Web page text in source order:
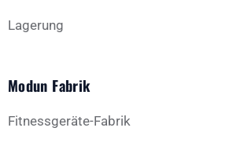
Lagerung
Modun Fabrik
Fitnessgeräte-Fabrik